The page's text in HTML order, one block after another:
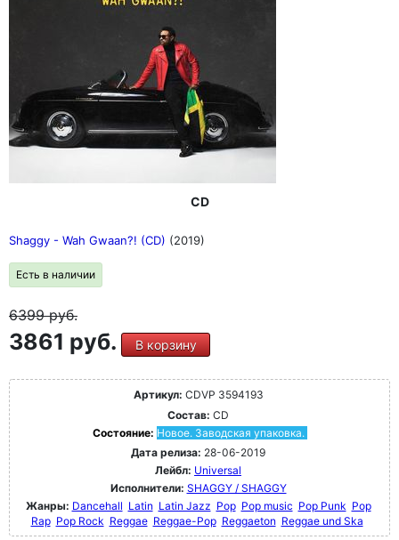
CD
Shaggy - Wah Gwaan?! (CD) (2019)
Есть в наличии
6399руб.
3861 руб. В корзину
Артикул: CDVP 3594193
Состав: CD
Состояние: Новое. Заводская упаковка.
Дата релиза: 28-06-2019
Лейбл: Universal
Исполнители: SHAGGY / SHAGGY
Жанры: Dancehall Latin Latin Jazz Pop Pop music Pop Punk Pop
Rap Pop Rock Reggae Reggae-Pop Reggaeton Reggae und Ska